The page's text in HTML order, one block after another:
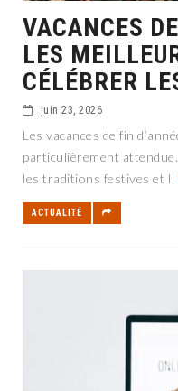
VACANCES
LES
CÉLÉBRER
juin 23, 2026
Les vacances de fin
particulièrement
les traditions festives et l
ACTUALITÉ